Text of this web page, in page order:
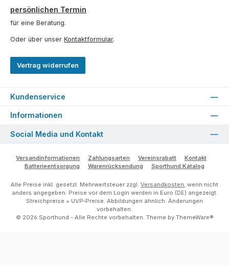
persönlichen Termin
für eine Beratung.
Oder über unser Kontaktformular.
Vertrag widerrufen
Kundenservice
Informationen
Social Media und Kontakt
Versandinformationen Zahlungsarten Vereinsrabatt
Kontakt
Batterieentsorgung
Warenrücksendung Sporthund Katalog
Alle Preise inkl. gesetzl. Mehrwertsteuer zzgl. Versandkosten, wenn nicht
anders angegeben. Preise vor dem Login werden in Euro (DE) angezeigt.
Streichpreise = UVP-Preise. Abbildungen ähnlich. Änderungen
vorbehalten.
© 2026 Sporthund - Alle Rechte vorbehalten. Theme by ThemeWare®